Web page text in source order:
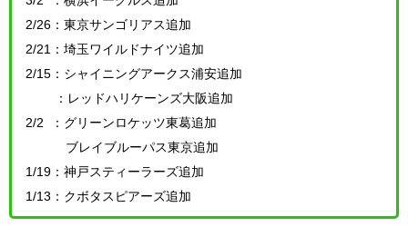
2/26：東京サンゴリアス追加
2/21：埼玉ワイルドナイツ追加
2/15：シャイニングアークス浦安追加
： レッドハリケーンズ大阪追加
2/2 ：グリーンロケッツ東葛追加
ブレイブルーパス東京追加
1/19：神戸スティーラーズ追加
1/13：クボタスピアーズ追加